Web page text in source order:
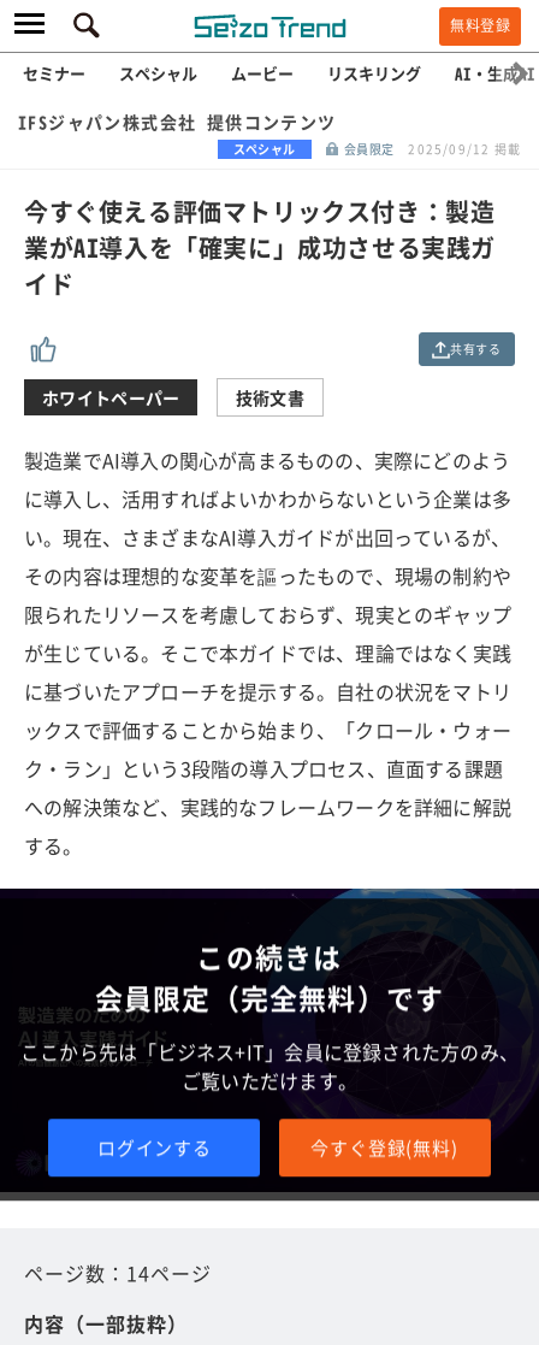
無料登録
セミナー スペシャル ムービー リスキリング AI・生成AI
IFSジャパン株式会社 提供コンテンツ
スペシャル 会員限定 2025/09/12 掲載
今すぐ使える評価マトリックス付き：製造
業がAI導入を「確実に」成功させる実践ガ
イド
共有する
ホワイトペーパー 技術文書
製造業でAI導入の関心が高まるものの、実際にどのよう
に導入し、活用すればよいかわからないという企業は多
い。現在、さまざまなAI導入ガイドが出回っているが、
その内容は理想的な変革を謳ったもので、現場の制約や
限られたリソースを考慮しておらず、現実とのギャップ
が生じている。そこで本ガイドでは、理論ではなく実践
に基づいたアプローチを提示する。自社の状況をマトリ
ックスで評価することから始まり、「クロール・ウォー
ク・ラン」という3段階の導入プロセス、直面する課題
への解決策など、実践的なフレームワークを詳細に解説
する。
この続きは
会員限定（完全無料）です
ここから先は「ビジネス+IT」会員に登録された方のみ、
ご覧いただけます。
ログインする 今すぐ登録(無料)
ページ数：14ページ
内容（一部抜粋）